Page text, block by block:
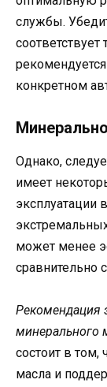
службы.
конкретном
Однако,
имеет
эксплуатации
может менее
сравнительно
Рекомендация
минерального
состоит в том,
масла и